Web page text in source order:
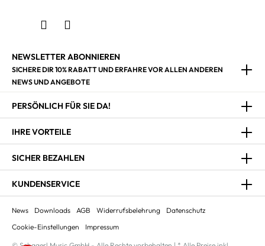
NEWSLETTER ABONNIEREN
SICHERE DIR 10% RABATT UND ERFAHRE VOR ALLEN ANDEREN
NEWS UND ANGEBOTE
PERSÖNLICH FÜR SIE DA!
IHRE VORTEILE
SICHER BEZAHLEN
KUNDENSERVICE
News Downloads AGB Widerrufsbelehrung
Datenschutz
Cookie-Einstellungen
Impressum